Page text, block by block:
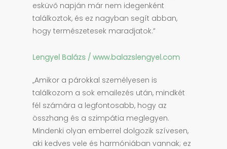
esküvő napján már nem idegenként
találkoztok, és ez nagyban segít abban,
hogy természetesek maradjatok.”
Lengyel Balázs / www.balazslengyel.com
„Amikor a párokkal személyesen is
találkozom a sok emailezés után, mindkét
fél számára a legfontosabb, hogy az
összhang és a szimpátia meglegyen.
Mindenki olyan emberrel dolgozik szívesen,
aki kedves vele és harmóniában vannak; ez